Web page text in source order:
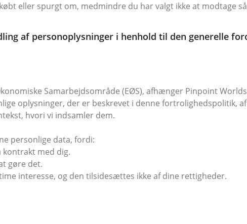
eller spurgt om, medmindre du har valgt ikke at modtage
af personoplysninger i henhold til den generelle
Samarbejdsområde (EØS), afhænger Pinpoint
oplysninger, der er beskrevet i denne fortrolighedspolitik,
hvori vi indsamler dem.
personlige data, fordi:
med dig.
gøre det.
interesse, og den tilsidesættes ikke af dine rettigheder.